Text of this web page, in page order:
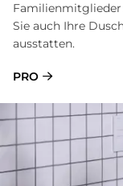
Familienmitglieder
Sie auch Ihre
ausstatten.
PRO